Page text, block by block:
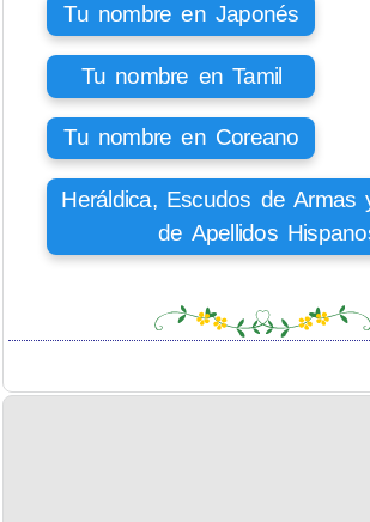
Tu nombre en Japonés
Tu nombre en Tamil
Tu nombre en Coreano
Heráldica, Escudos de Armas
de Apellidos